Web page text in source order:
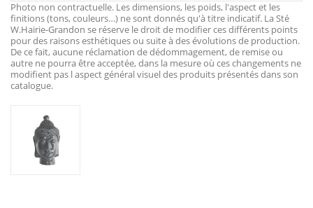
Photo non contractuelle. Les dimensions, les poids, l'aspect et les
finitions (tons, couleurs…) ne sont donnés qu'à titre indicatif. La Sté
W.Hairie-Grandon se réserve le droit de modifier ces différents points
pour des raisons esthétiques ou suite à des évolutions de production.
De ce fait, aucune réclamation de dédommagement, de remise ou
autre ne pourra être acceptée, dans la mesure où ces changements ne
modifient pas l aspect général visuel des produits présentés dans son
catalogue.